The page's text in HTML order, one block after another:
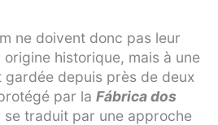
ne doivent donc pas leur
origine historique, mais à une
gardée depuis près de deux
par la Fábrica dos
se traduit par une approche